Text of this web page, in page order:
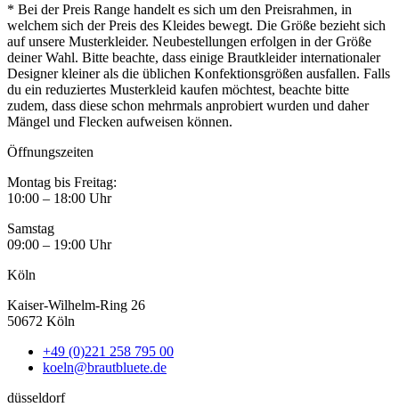
* Bei der Preis Range handelt es sich um den Preisrahmen, in
welchem sich der Preis des Kleides bewegt. Die Größe bezieht sich
auf unsere Musterkleider. Neubestellungen erfolgen in der Größe
deiner Wahl. Bitte beachte, dass einige Brautkleider internationaler
Designer kleiner als die üblichen Konfektionsgrößen ausfallen. Falls
du ein reduziertes Musterkleid kaufen möchtest, beachte bitte
zudem, dass diese schon mehrmals anprobiert wurden und daher
Mängel und Flecken aufweisen können.
Öffnungszeiten
Montag bis Freitag:
10:00 – 18:00 Uhr
Samstag
09:00 – 19:00 Uhr
Köln
Kaiser-Wilhelm-Ring 26
50672 Köln
+49 (0)221 258 795 00
koeln@brautbluete.de
düsseldorf